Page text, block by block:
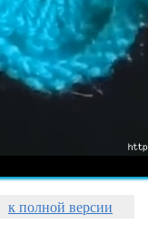
к полной версии